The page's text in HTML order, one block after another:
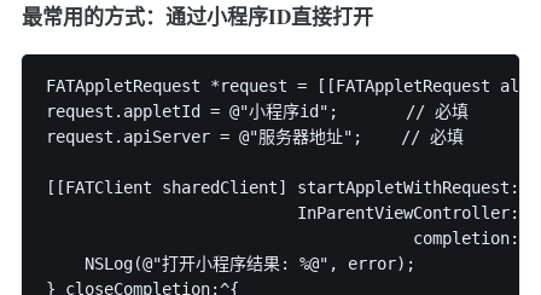
最常用的方式：通过小程序ID直接打开
FATAppletRequest *request = [[FATAppletRequest
request.appletId = @"小程序id";       // 必填
request.apiServer = @"服务器地址";    // 必填
[[FATClient sharedClient]
    NSLog(@"打开小程序结果: %@", error);
} closeCompletion:^{